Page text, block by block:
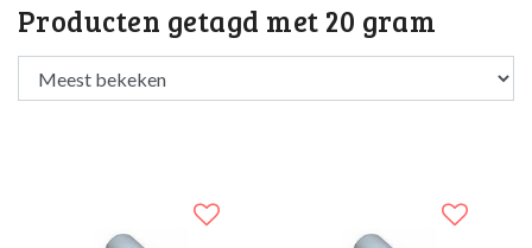
Producten getagd met 20 gram